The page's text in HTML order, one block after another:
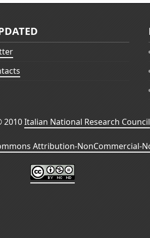
2010Italian National Research Council
Attribution-NonCommercial-